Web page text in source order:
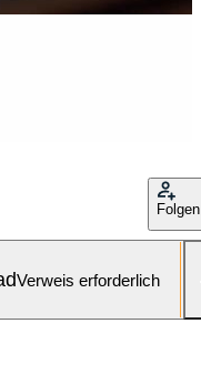
Folgen
Verweis erforderlich